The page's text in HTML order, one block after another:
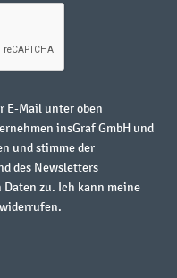
E-Mail unter oben
insGraf GmbH und
und stimme der
des Newsletters
zu. Ich kann meine